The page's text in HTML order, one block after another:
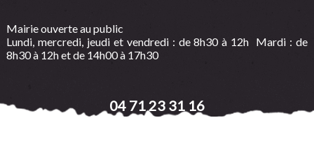
Mairie ouverte au public
Lundi, mercredi, jeudi et vendredi : de 8h30 à 12h Mardi : de
8h30 à 12h et de 14h00 à 17h30
04 71 23 31 16